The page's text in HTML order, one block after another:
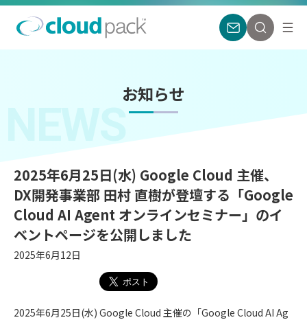
お知らせ
NEWS
2025年6月25日(水) Google Cloud 主催、
DX開発事業部 田村 直樹が登壇する「Google
Cloud AI Agent オンラインセミナー」のイ
ベントページを公開しました
2025年6月12日
2025年6月25日(水) Google Cloud 主催の「Google Cloud AI Ag